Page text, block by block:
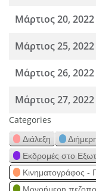
Μάρτιος 20, 2022
Μάρτιος 25, 2022
Μάρτιος 26, 2022
Μάρτιος 27, 2022
Categories
Διάλεξη
Εκδρομές στο
Κινηματογράφος -